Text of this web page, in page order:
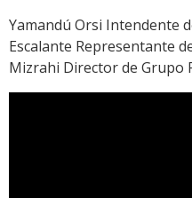
Yamandú Orsi Intendente
Escalante Representante
Mizrahi Director de Grupo